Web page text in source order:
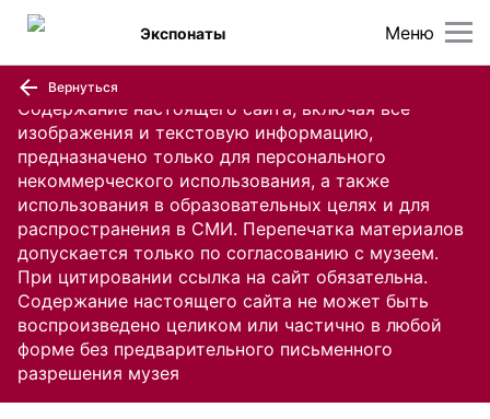
Содержание настоящего сайта, включая все
изображения и текстовую информацию,
предназначено только для персонального
некоммерческого использования, а также
использования в образовательных целях и для
распространения в СМИ. Перепечатка материалов
допускается только по согласованию с музеем.
При цитировании ссылка на сайт обязательна.
Содержание настоящего сайта не может быть
воспроизведено целиком или частично в любой
форме без предварительного письменного
разрешения музея
Меню
Экспонаты
Вернуться